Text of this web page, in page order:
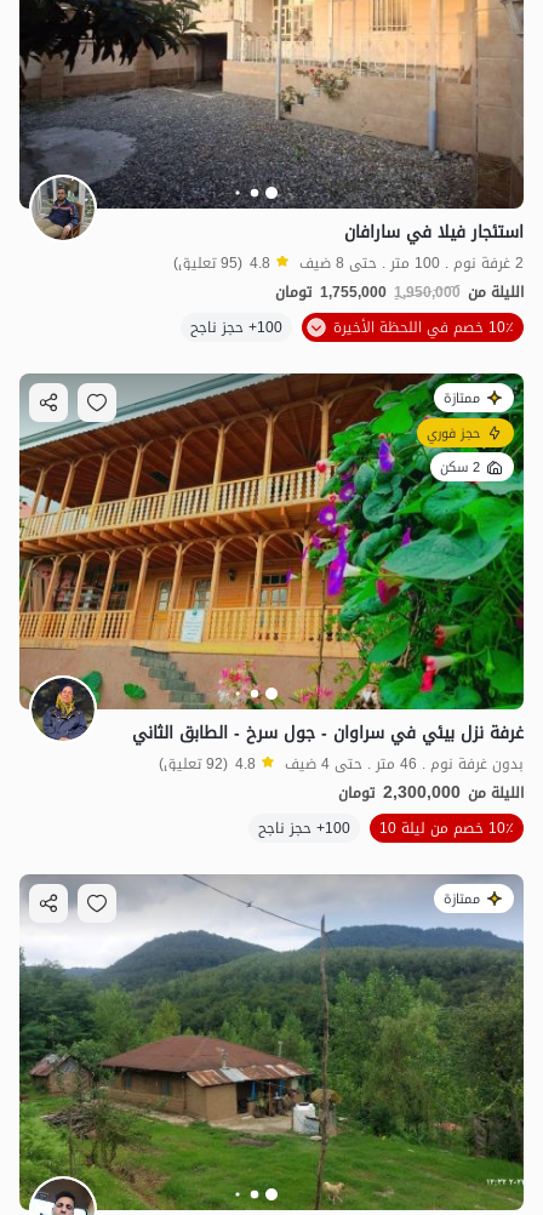
2.5مليون ت 4.7
استئجار فيلا في سارافان
2 غرفة نوم . 100 متر . حتى 8 ضيف 4.8 (95 تعليق)
الليلة من 1,950,000
1,755,000 تومان
10٪ خصم في اللحظة الأخيرة
100+ حجز ناجح
ممتازة
حجز فوري
2 سكن
غرفة نزل بيئي في سراوان - جول سرخ - الطابق الثاني
بدون غرفة نوم . 46 متر . حتى 4 ضيف 4.8 (92 تعليق)
الليلة من 2,300,000 تومان
10٪ خصم من ليلة 10
100+ حجز ناجح
ممتازة